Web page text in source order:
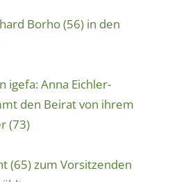
Borho (56) in den
igefa: Anna Eichler-
den Beirat von ihrem
(73)
(65) zum Vorsitzenden